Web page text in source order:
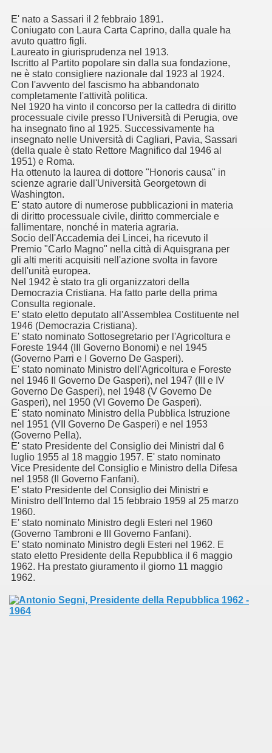
E' nato a Sassari il 2 febbraio 1891.
Coniugato con Laura Carta Caprino, dalla quale ha
avuto quattro figli.
Laureato in giurisprudenza nel 1913.
Iscritto al Partito popolare sin dalla sua fondazione,
ne è stato consigliere nazionale dal 1923 al 1924.
Con l'avvento del fascismo ha abbandonato
completamente l'attività politica.
Nel 1920 ha vinto il concorso per la cattedra di diritto
processuale civile presso l'Università di Perugia, ove
ha insegnato fino al 1925. Successivamente ha
insegnato nelle Università di Cagliari, Pavia, Sassari
(della quale è stato Rettore Magnifico dal 1946 al
1951) e Roma.
Ha ottenuto la laurea di dottore "Honoris causa" in
scienze agrarie dall'Università Georgetown di
Washington.
E' stato autore di numerose pubblicazioni in materia
di diritto processuale civile, diritto commerciale e
fallimentare, nonché in materia agraria.
Socio dell'Accademia dei Lincei, ha ricevuto il
Premio "Carlo Magno" nella città di Aquisgrana per
gli alti meriti acquisiti nell'azione svolta in favore
dell'unità europea.
Nel 1942 è stato tra gli organizzatori della
Democrazia Cristiana. Ha fatto parte della prima
Consulta regionale.
E' stato eletto deputato all'Assemblea Costituente nel
1946 (Democrazia Cristiana).
E' stato nominato Sottosegretario per l'Agricoltura e
Foreste 1944 (III Governo Bonomi) e nel 1945
(Governo Parri e I Governo De Gasperi).
E' stato nominato Ministro dell'Agricoltura e Foreste
nel 1946 II Governo De Gasperi), nel 1947 (III e IV
Governo De Gasperi), nel 1948 (V Governo De
Gasperi), nel 1950 (VI Governo De Gasperi).
E' stato nominato Ministro della Pubblica Istruzione
nel 1951 (VII Governo De Gasperi) e nel 1953
(Governo Pella).
E' stato Presidente del Consiglio dei Ministri dal 6
luglio 1955 al 18 maggio 1957. E' stato nominato
Vice Presidente del Consiglio e Ministro della Difesa
nel 1958 (II Governo Fanfani).
E' stato Presidente del Consiglio dei Ministri e
Ministro dell'Interno dal 15 febbraio 1959 al 25 marzo
1960.
E' stato nominato Ministro degli Esteri nel 1960
(Governo Tambroni e III Governo Fanfani).
E' stato nominato Ministro degli Esteri nel 1962. E
stato eletto Presidente della Repubblica il 6 maggio
1962. Ha prestato giuramento il giorno 11 maggio
1962.
STORIA